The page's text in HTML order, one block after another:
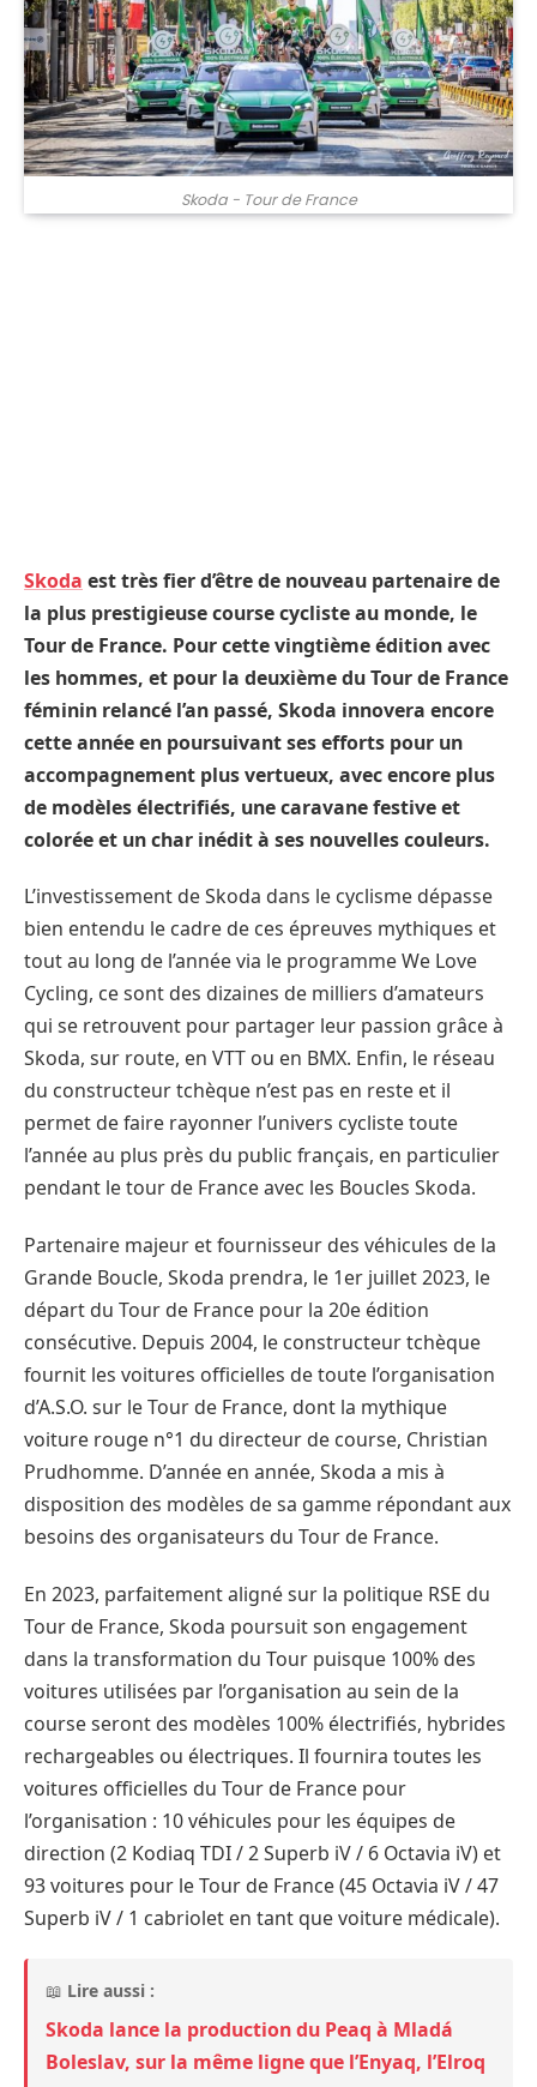
Skoda - Tour de France
Skoda est très fier d’être de nouveau partenaire de
la plus prestigieuse course cycliste au monde, le
Tour de France. Pour cette vingtième édition avec
les hommes, et pour la deuxième du Tour de France
féminin relancé l’an passé, Skoda innovera encore
cette année en poursuivant ses efforts pour un
accompagnement plus vertueux, avec encore plus
de modèles électrifiés, une caravane festive et
colorée et un char inédit à ses nouvelles couleurs.
L’investissement de Skoda dans le cyclisme dépasse
bien entendu le cadre de ces épreuves mythiques et
tout au long de l’année via le programme We Love
Cycling, ce sont des dizaines de milliers d’amateurs
qui se retrouvent pour partager leur passion grâce à
Skoda, sur route, en VTT ou en BMX. Enfin, le réseau
du constructeur tchèque n’est pas en reste et il
permet de faire rayonner l’univers cycliste toute
l’année au plus près du public français, en particulier
pendant le tour de France avec les Boucles Skoda.
Partenaire majeur et fournisseur des véhicules de la
Grande Boucle, Skoda prendra, le 1er juillet 2023, le
départ du Tour de France pour la 20e édition
consécutive. Depuis 2004, le constructeur tchèque
fournit les voitures officielles de toute l’organisation
d’A.S.O. sur le Tour de France, dont la mythique
voiture rouge n°1 du directeur de course, Christian
Prudhomme. D’année en année, Skoda a mis à
disposition des modèles de sa gamme répondant aux
besoins des organisateurs du Tour de France.
En 2023, parfaitement aligné sur la politique RSE du
Tour de France, Skoda poursuit son engagement
dans la transformation du Tour puisque 100% des
voitures utilisées par l’organisation au sein de la
course seront des modèles 100% électrifiés, hybrides
rechargeables ou électriques. Il fournira toutes les
voitures officielles du Tour de France pour
l’organisation : 10 véhicules pour les équipes de
direction (2 Kodiaq TDI / 2 Superb iV / 6 Octavia iV) et
93 voitures pour le Tour de France (45 Octavia iV / 47
Superb iV / 1 cabriolet en tant que voiture médicale).
📖 Lire aussi :
Skoda lance la production du Peaq à Mladá
Boleslav, sur la même ligne que l’Enyaq, l’Elroq